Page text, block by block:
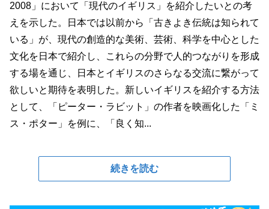
2008」において「現代のイギリス」を紹介したいとの考
えを示した。日本では以前から「古きよき伝統は知られて
いる」が、現代の創造的な美術、芸術、科学を中心とした
文化を日本で紹介し、これらの分野で人的つながりを形成
する場を通じ、日本とイギリスのさらなる交流に繋がって
欲しいと期待を表明した。新しいイギリスを紹介する方法
として、「ピーター・ラビット」の作者を映画化した「ミ
ス・ポター」を例に、「良く知...
続きを読む